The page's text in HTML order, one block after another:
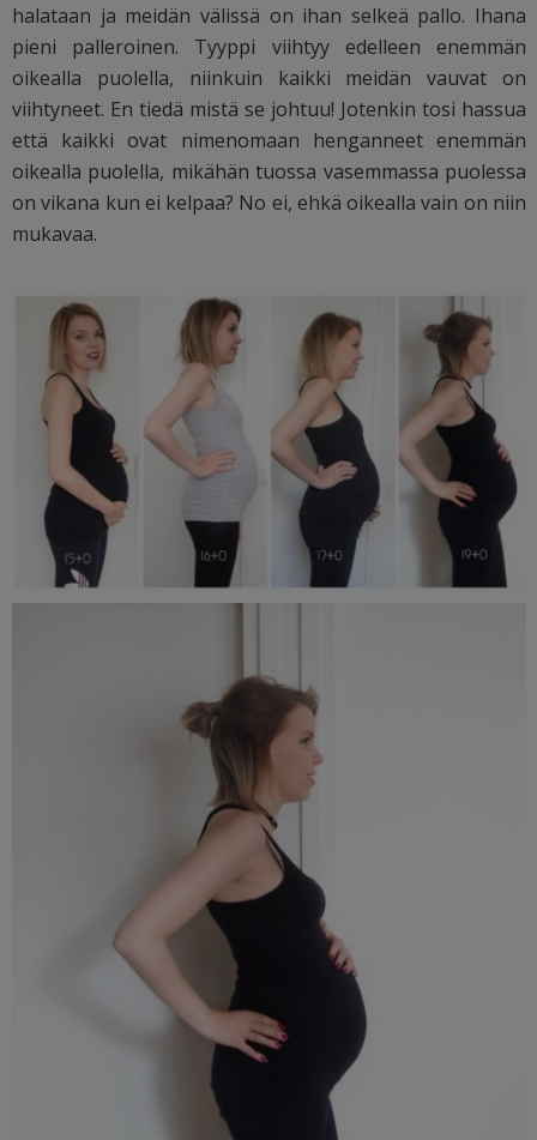
halataan ja meidän välissä on ihan selkeä pallo. Ihana
pieni palleroinen. Tyyppi viihtyy edelleen enemmän
oikealla puolella, niinkuin kaikki meidän vauvat on
viihtyneet. En tiedä mistä se johtuu! Jotenkin tosi hassua
että kaikki ovat nimenomaan henganneet enemmän
oikealla puolella, mikähän tuossa vasemmassa puolessa
on vikana kun ei kelpaa? No ei, ehkä oikealla vain on niin
mukavaa.